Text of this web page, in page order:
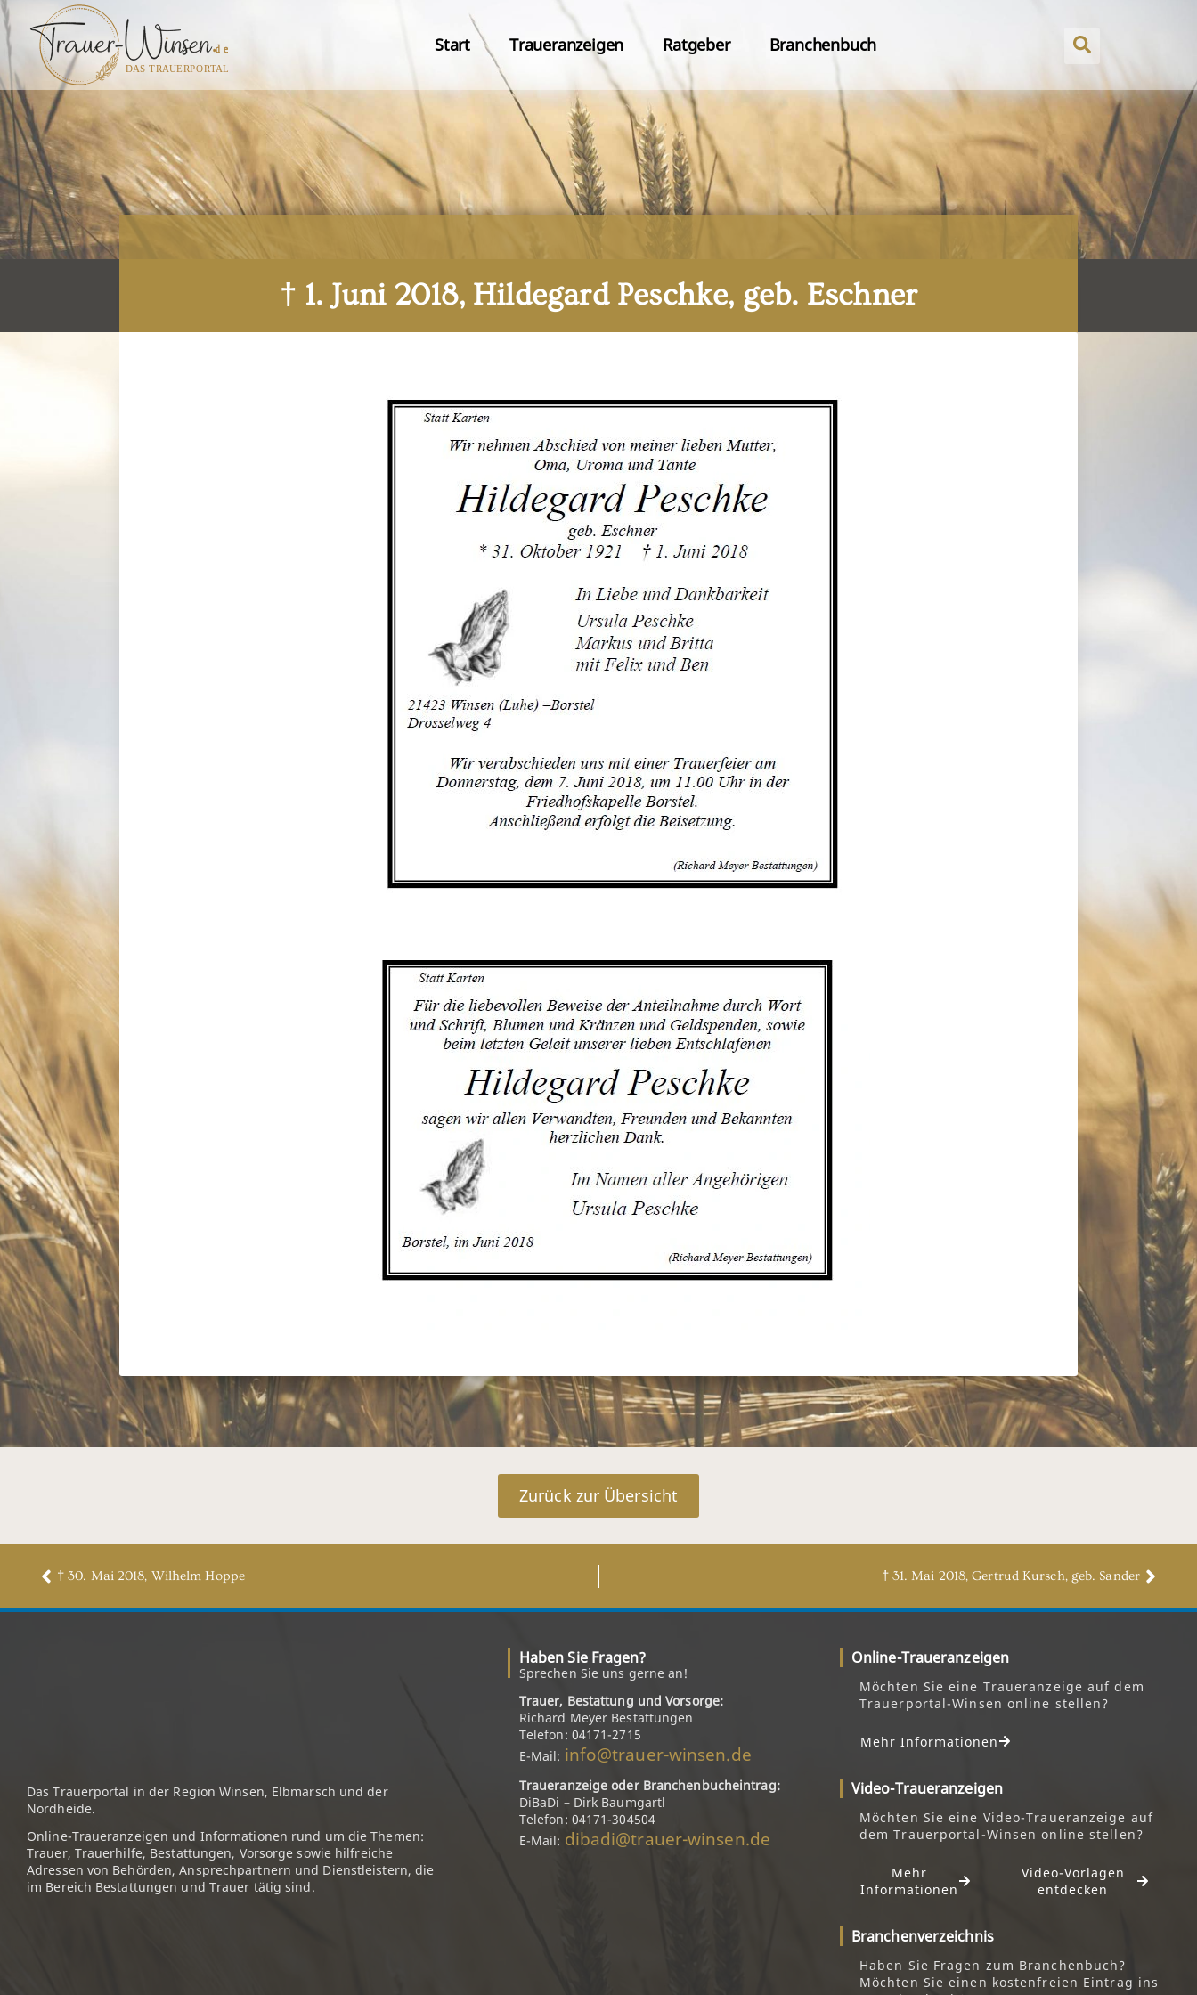
Start Traueranzeigen Ratgeber Branchenbuch
† 1. Juni 2018, Hildegard Peschke, geb. Eschner
Zurück zur Übersicht
† 30. Mai 2018, Wilhelm Hoppe † 31. Mai 2018, Gertrud Kursch, geb. Sander
Das Trauerportal in der Region Winsen, Elbmarsch und der
Nordheide.
Online-Traueranzeigen und Informationen rund um die Themen:
Trauer, Trauerhilfe, Bestattungen, Vorsorge sowie hilfreiche
Adressen von Behörden, Ansprechpartnern und Dienstleistern, die
im Bereich Bestattungen und Trauer tätig sind.
Haben Sie Fragen?
Sprechen Sie uns gerne an!
Trauer, Bestattung und Vorsorge:
Richard Meyer Bestattungen
Telefon: 04171-2715
E-Mail: info@trauer-winsen.de
Traueranzeige oder Branchenbucheintrag:
DiBaDi – Dirk Baumgartl
Telefon: 04171-304504
E-Mail: dibadi@trauer-winsen.de
Online-Traueranzeigen
Möchten Sie eine Traueranzeige auf dem
Trauerportal-Winsen online stellen?
Mehr Informationen
Video-Traueranzeigen
Möchten Sie eine Video-Traueranzeige auf
dem Trauerportal-Winsen online stellen?
Mehr
Informationen
Video-Vorlagen
entdecken
Branchenverzeichnis
Haben Sie Fragen zum Branchenbuch?
Möchten Sie einen kostenfreien Eintrag ins